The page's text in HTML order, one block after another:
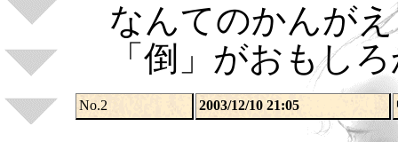
なんてのかんが
「倒」がおもし
No.2 2003/12/10 21:05